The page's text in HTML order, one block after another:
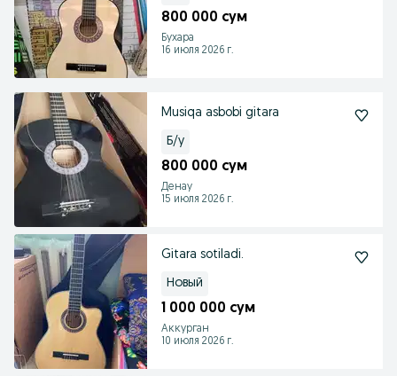
800 000 сум
Бухара
16 июля 2026 г.
Musiqa asbobi gitara
Б/у
800 000 сум
Денау
15 июля 2026 г.
Gitara sotiladi.
Новый
1 000 000 сум
Аккурган
10 июля 2026 г.